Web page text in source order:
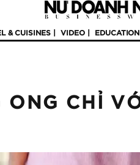
& CUISINES VIDEO EDUCATION
CHỈ